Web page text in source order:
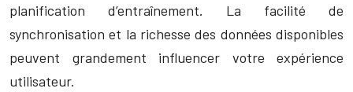
planification d’entraînement. La facilité de
synchronisation et la richesse des données disponibles
peuvent grandement influencer votre expérience
utilisateur.